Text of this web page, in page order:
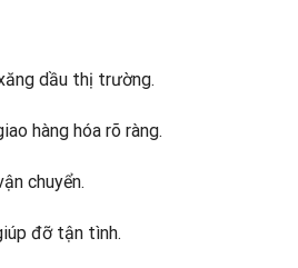
dầu thị trường.
hàng hóa rõ ràng.
chuyển.
đỡ tận tình.